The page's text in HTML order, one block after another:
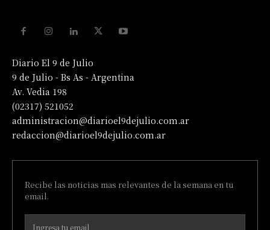
Diario El 9 de Julio
9 de Julio - Bs As - Argentina
Av. Vedia 198
(02317) 521052
administracion@diarioel9dejulio.com.ar
redaccion@diarioel9dejulio.com.ar
Recibe las noticias mas relevantes de la semana en tu
email.